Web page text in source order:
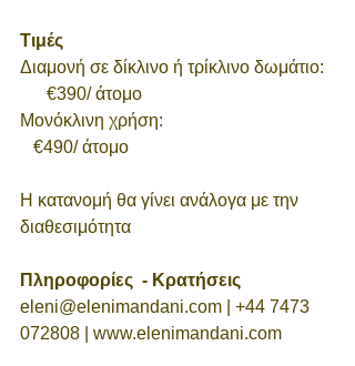
Τιμές
Διαμονή σε δίκλινο ή τρίκλινο δωμάτιο:
      €390/ άτομο
Μονόκλινη χρήση:
   €490/ άτομο
Η κατανομή θα γίνει ανάλογα με την
διαθεσιμότητα
Πληροφορίες  - Κρατήσεις
eleni@elenimandani.com | +44 7473
072808 | www.elenimandani.com